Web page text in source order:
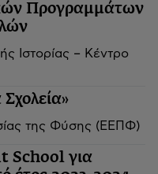
Προγραμμάτων
Ιστορίας – Κέντρο
της Φύσης (ΕΕΠΦ)
School για